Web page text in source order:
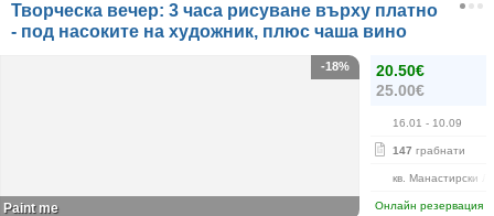
Творческа вечер: 3 часа рисуване върху платно
- под насоките на художник, плюс чаша вино
20.50€
25.00€
16.01 - 10.09
147 грабнати
кв. Манастирски
Онлайн резервация
-18%
Paint me